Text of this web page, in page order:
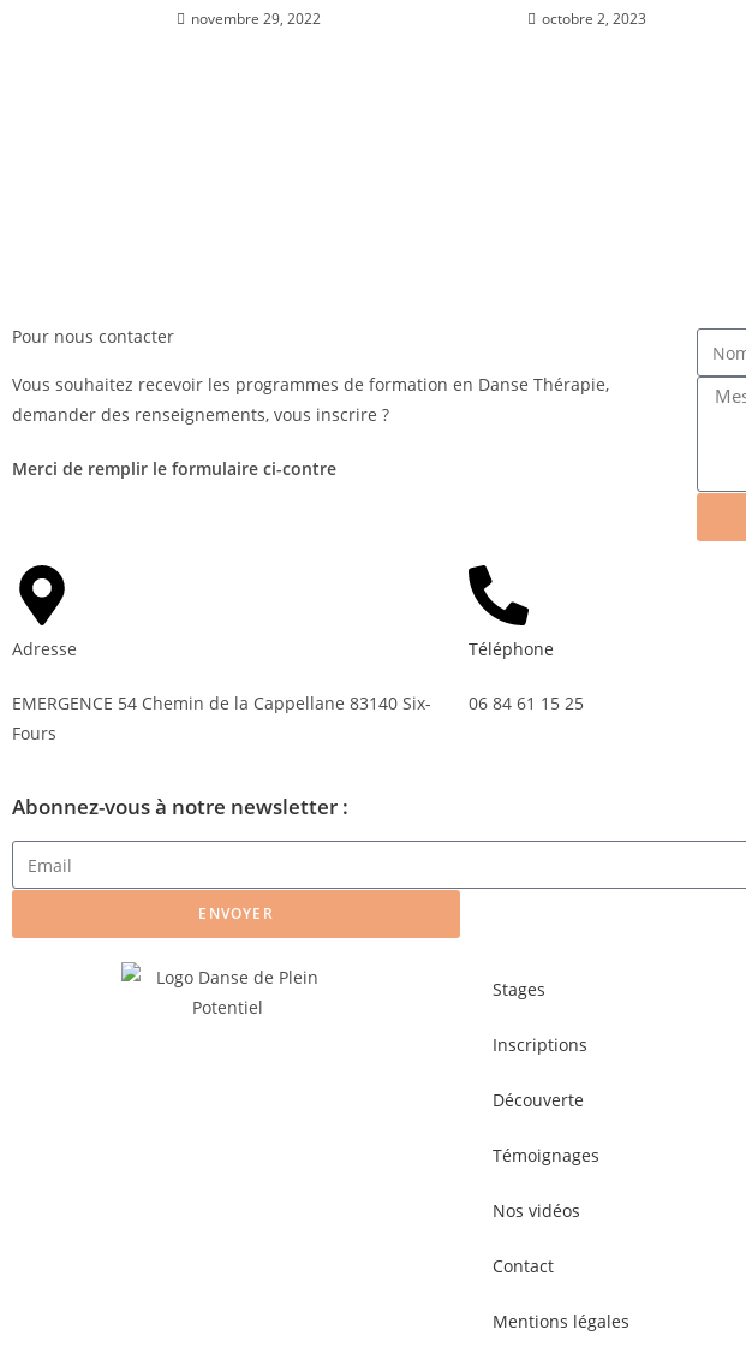
novembre 29, 2022 octobre 2, 2023
Pour nous contacter
Vous souhaitez recevoir les programmes de formation en Danse Thérapie,
demander des renseignements, vous inscrire ?
Merci de remplir le formulaire ci-contre
Adresse
EMERGENCE 54 Chemin de la Cappellane 83140 Six-
Fours
Téléphone
06 84 61 15 25
Abonnez-vous à notre newsletter :
ENVOYER
Stages
Inscriptions
Découverte
Témoignages
Nos vidéos
Contact
Mentions légales